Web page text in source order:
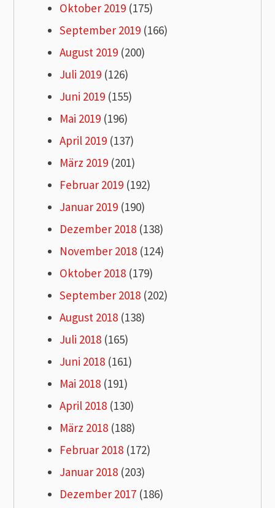
Oktober 2019 (175)
September 2019 (166)
August 2019 (200)
Juli 2019 (126)
Juni 2019 (155)
Mai 2019 (196)
April 2019 (137)
März 2019 (201)
Februar 2019 (192)
Januar 2019 (190)
Dezember 2018 (138)
November 2018 (124)
Oktober 2018 (179)
September 2018 (202)
August 2018 (138)
Juli 2018 (165)
Juni 2018 (161)
Mai 2018 (191)
April 2018 (130)
März 2018 (188)
Februar 2018 (172)
Januar 2018 (203)
Dezember 2017 (186)